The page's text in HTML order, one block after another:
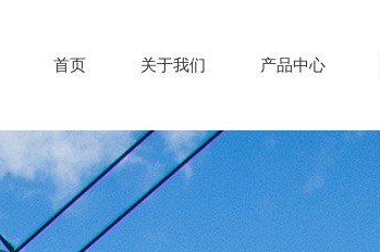
首页 关于我们 产品中心